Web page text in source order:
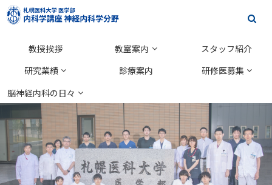
本
文
ュ
ー
へ
医
科
大
学
医
学
ュ
教授挨拶 教室案内
スタッフ紹介
研究業績
診療案内
研修医募集
脳神経内科の日々
ト
内
索
幌
医
科
ー
ジ